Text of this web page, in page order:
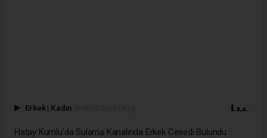
Erkek | Kadın
Hatay Kumlu’da Sulama Kanalında Erkek Cesedi Bulundu